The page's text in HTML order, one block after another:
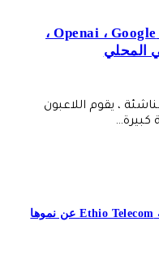
كيف تخطط كوريا الجنوبية لأفضل Openai ، Google ،
المحلي
، يقوم اللاعبون
كبيرة…